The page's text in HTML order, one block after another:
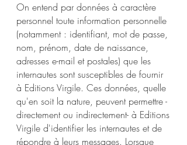
On entend par données à caractère
personnel toute information personnelle
(notamment : identifiant, mot de passe,
nom, prénom, date de naissance,
adresses e-mail et postales) que les
internautes sont susceptibles de fournir
à Editions Virgile. Ces données, quelle
qu'en soit la nature, peuvent permettre -
directement ou indirectement- à Editions
Virgile d'identifier les internautes et de
répondre à leurs messages. Lorsque